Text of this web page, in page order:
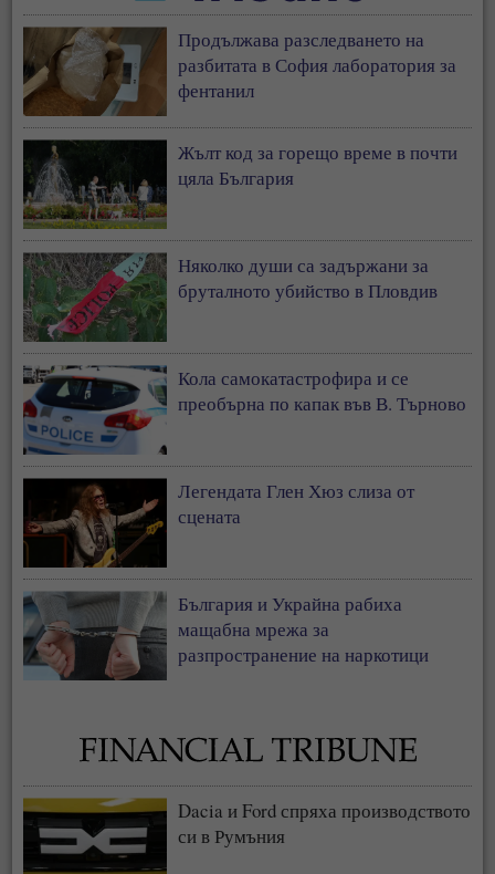
Продължава разследването на
разбитата в София лаборатория за
фентанил
Жълт код за горещо време в почти
цяла България
Няколко души са задържани за
бруталното убийство в Пловдив
Кола самокатастрофира и се
преобърна по капак във В. Търново
Легендата Глен Хюз слиза от
сцената
България и Украйна рабиха
мащабна мрежа за
разпространение на наркотици
Dacia и Ford спряха производството
си в Румъния